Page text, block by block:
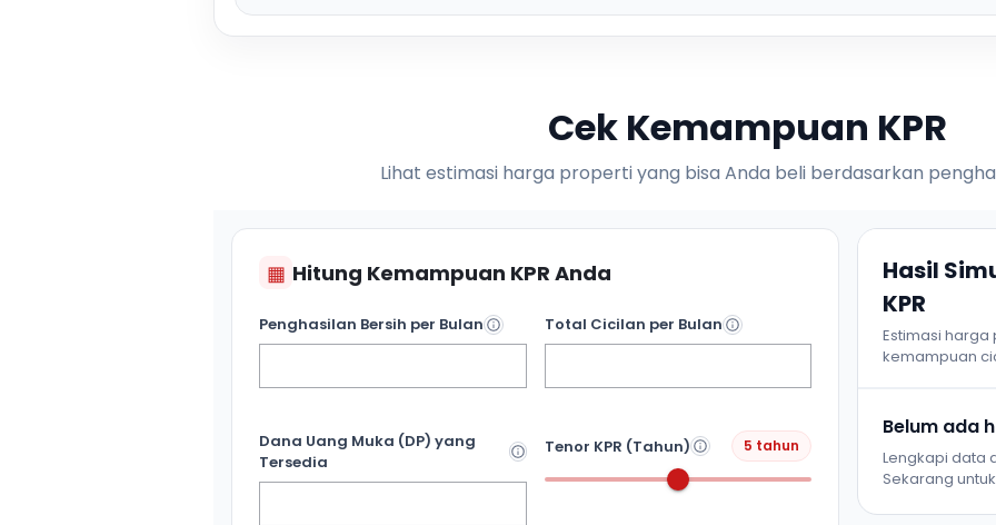
Cek Kemampuan KPR
Lihat estimasi harga properti yang bisa Anda beli berdasarkan
▦ Hitung Kemampuan KPR Anda
Penghasilan Bersih per Bulan Total Cicilan per Bulan
Dana Uang Muka (DP) yang
Tersedia
Tenor KPR (Tahun) 5 tahun
Hasil
KPR
Estimasi
kemampuan
Belum ada
Lengkapi data
Sekarang